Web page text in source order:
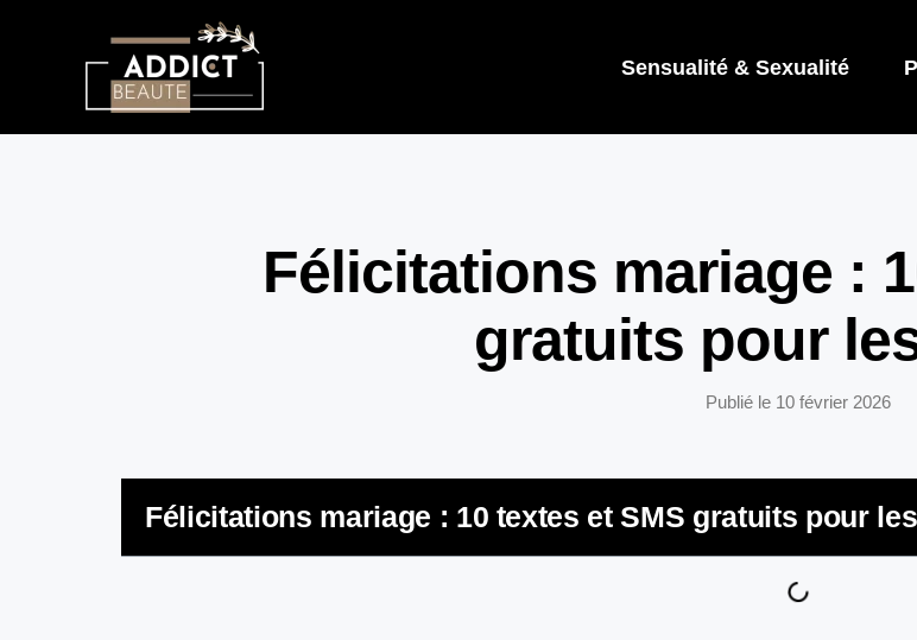
Sensualité & Sexualité
Félicitations mariage :
gratuits pour
Publié le 10 février 2026
Félicitations mariage : 10 textes et SMS gratuits pour